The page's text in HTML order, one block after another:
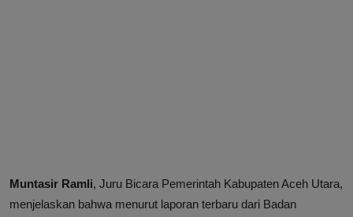
Muntasir Ramli, Juru Bicara Pemerintah Kabupaten Aceh Utara,
menjelaskan bahwa menurut laporan terbaru dari Badan